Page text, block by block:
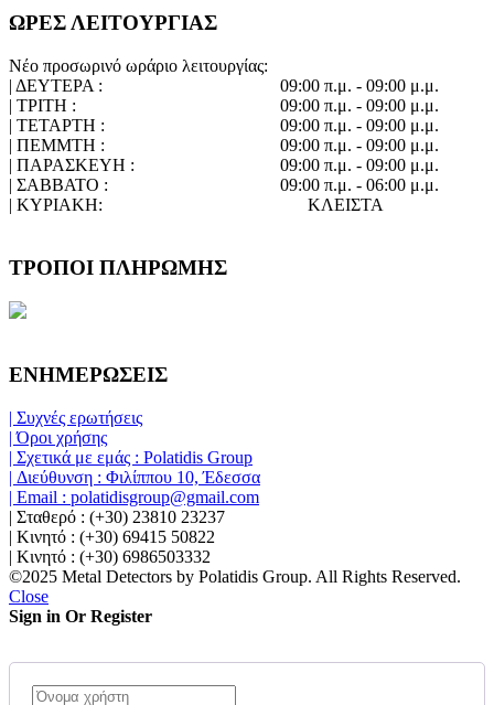
ΩΡΕΣ ΛΕΙΤΟΥΡΓΙΑΣ
Νέο προσωρινό ωράριο λειτουργίας:
| ΔΕΥΤΕΡΑ :
09:00 π.μ. - 09:00 μ.μ.
| ΤΡΙΤΗ :
09:00 π.μ. - 09:00 μ.μ.
| ΤΕΤΑΡΤΗ :
09:00 π.μ. - 09:00 μ.μ.
| ΠΕΜΜΤΗ :
09:00 π.μ. - 09:00 μ.μ.
| ΠΑΡΑΣΚΕΥΗ :
09:00 π.μ. - 09:00 μ.μ.
| ΣΑΒΒΑΤΟ :
09:00 π.μ. - 06:00 μ.μ.
| ΚΥΡΙΑΚΗ:
ΚΛΕΙΣΤΑ
ΤΡΟΠΟΙ ΠΛΗΡΩΜΗΣ
ΕΝΗΜΕΡΩΣΕΙΣ
| Συχνές ερωτήσεις
| Όροι χρήσης
| Σχετικά με εμάς : Polatidis Group
| Διεύθυνση : Φιλίππου 10, Έδεσσα
| Email : polatidisgroup@gmail.com
| Σταθερό : (+30) 23810 23237
| Κινητό : (+30) 69415 50822
| Κινητό : (+30) 6986503332
©2025 Metal Detectors by Polatidis Group. All Rights Reserved.
Close
Sign in Or Register